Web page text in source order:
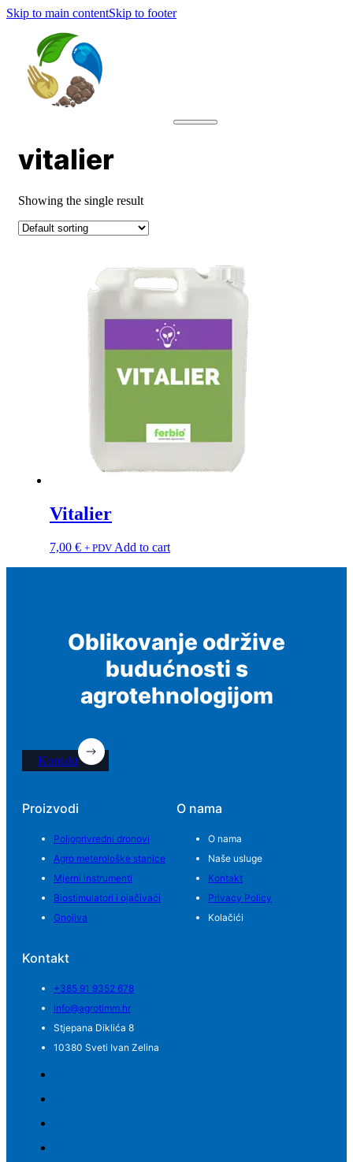
Skip to main contentSkip to footer
vitalier
Showing the single result
Vitalier
7,00 € + PDV Add to cart
Oblikovanje održive
budućnosti s
agrotehnologijom
Kontakt
Proizvodi
Poljoprivredni dronovi
Agro meterološke stanice
Mjerni instrumenti
Biostimulatori i ojačivaći
Gnojiva
O nama
O nama
Naše usluge
Kontakt
Privacy Policy
Kolačići
Kontakt
+385 91 9352 678
info@agrotimm.hr
Stjepana Diklića 8
10380 Sveti Ivan Zelina